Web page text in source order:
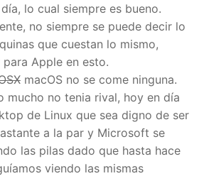
lo cual siempre es bueno.
no siempre se puede decir lo
que cuestan lo mismo,
Apple en esto.
macOS no se come ninguna.
mucho no tenia rival, hoy en día
de Linux que sea digno de ser
a la par y Microsoft se
las pilas dado que hasta hace
viendo las mismas